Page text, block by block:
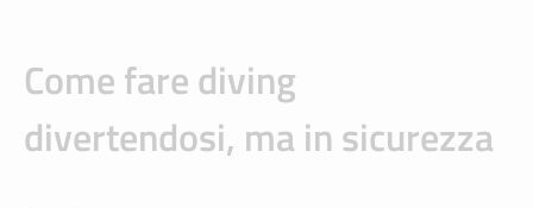
Come fare diving
divertendosi, ma in sicurezza